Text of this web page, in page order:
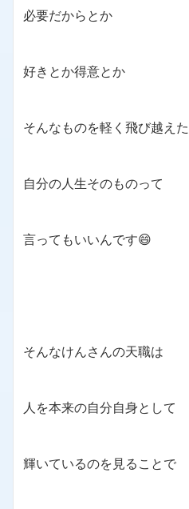
必要だからとか
好きとか得意とか
そんなものを軽く飛び越え
自分の人生そのものって
言ってもいいんです😄
そんなけんさんの天職は
人を本来の自分自身として
輝いているのを見ることで